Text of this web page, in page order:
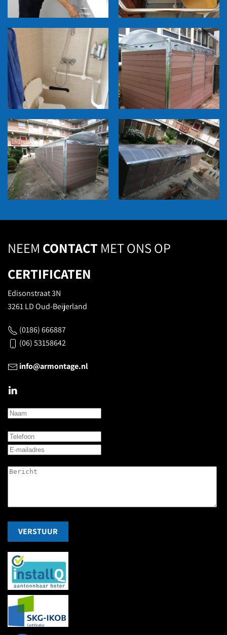
NEEM CONTACT MET ONS OP
CERTIFICATEN
Edisonstraat 3N
3261 LD Oud-Beijerland
(0186) 666887
(06) 53158642
info@armontage.nl
VERSTUUR